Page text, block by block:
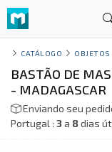
CATÁLOGO OBJETOS
BASTÃO DE
- MADAGASCAR
Enviando seu
Portugal : 3a 8dias